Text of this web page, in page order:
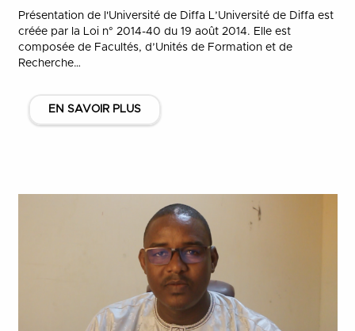
Présentation de l'Université de Diffa L’Université de Diffa est
créée par la Loi n° 2014-40 du 19 août 2014. Elle est
composée de Facultés, d’Unités de Formation et de
Recherche…
EN SAVOIR PLUS